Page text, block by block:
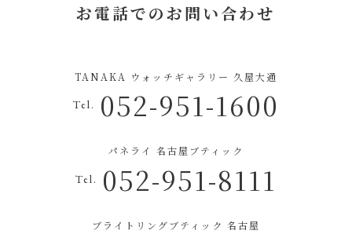
お電話でのお問い合わせ
TANAKA ウォッチギャラリー 久屋大通
Tel. 052-951-1600
パネライ 名古屋ブティック
Tel. 052-951-8111
ブライトリングブティック 名古屋